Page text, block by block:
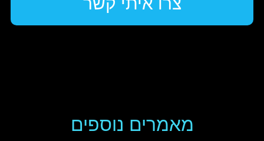
מאמרים נוספים